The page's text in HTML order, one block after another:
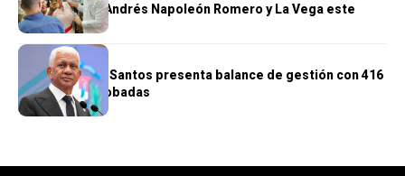
nuevo obispo Andrés Napoleón Romero y La Vega este
sábado
POLÍTICA
Ricardo de los Santos presenta balance de gestión con 416
iniciativas aprobadas